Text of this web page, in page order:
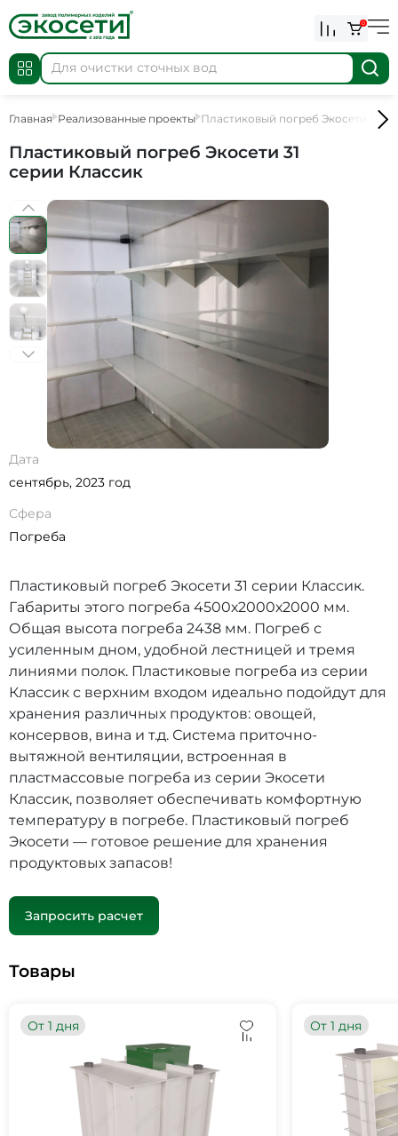
0
Главная Реализованные проекты Пластиковый погреб Экосети 31
Пластиковый погреб Экосети 31
серии Классик
Дата
сентябрь, 2023 год
Сфера
Погреба
Пластиковый погреб Экосети 31 серии Классик.
Габариты этого погреба 4500х2000х2000 мм.
Общая высота погреба 2438 мм. Погреб с
усиленным дном, удобной лестницей и тремя
линиями полок. Пластиковые погреба из серии
Классик с верхним входом идеально подойдут для
хранения различных продуктов: овощей,
консервов, вина и т.д. Система приточно-
вытяжной вентиляции, встроенная в
пластмассовые погреба из серии Экосети
Классик, позволяет обеспечивать комфортную
температуру в погребе. Пластиковый погреб
Экосети — готовое решение для хранения
продуктовых запасов!
Запросить расчет
Товары
От 1 дня От 1 дня